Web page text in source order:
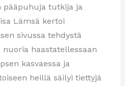
pääpuhuja tutkija ja
Lämsä kertoi
sivussa tehdystä
haastatellessaan
kasvaessa ja
heillä säilyi tiettyjä